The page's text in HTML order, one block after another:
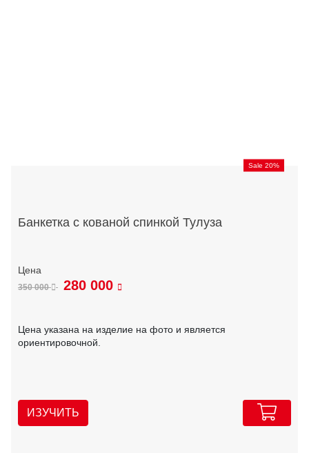
Sale 20%
Банкетка с кованой спинкой Тулуза
350 000 280 000
Цена указана на изделие на фото и является
ориентировочной.
ИЗУЧИТЬ